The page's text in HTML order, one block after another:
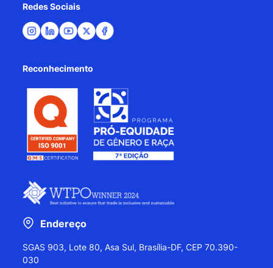
Redes Sociais
Reconhecimento
Endereço
SGAS 903, Lote 80, Asa Sul, Brasília-DF, CEP 70.390-
030